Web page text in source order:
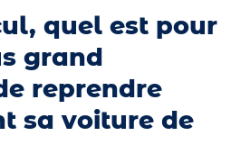
quel est pour
grand
reprendre
sa voiture de